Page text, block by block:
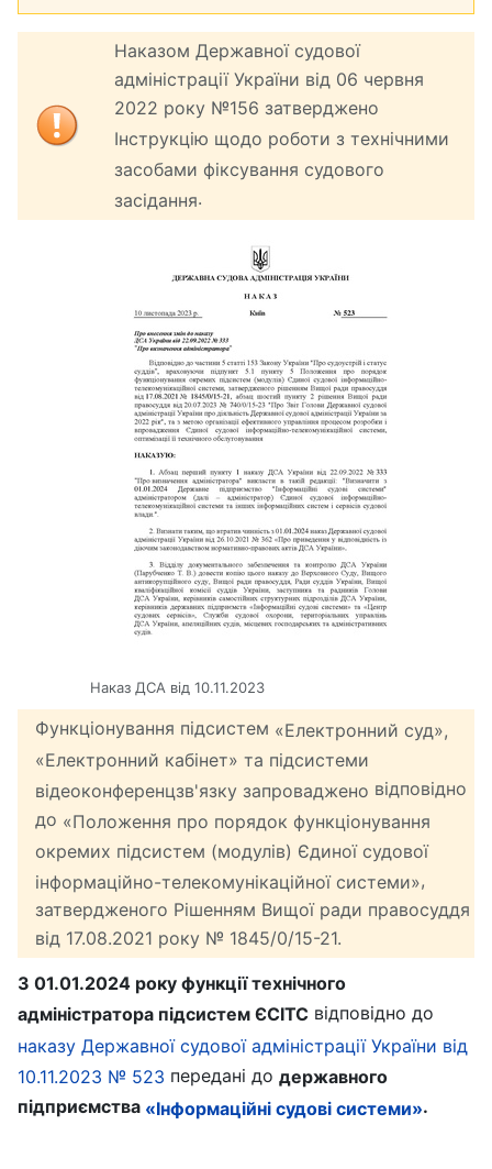
Наказом Державної судової
адміністрації України від 06 червня
2022 року №156 затверджено
Інструкцію щодо роботи з технічними
засобами фіксування судового
засідання.
Наказ ДСА від 10.11.2023
Функціонування підсистем «Електронний суд»,
«Електронний кабінет» та підсистеми
відеоконференцзв'язку запроваджено відповідно
до «Положення про порядок функціонування
окремих підсистем (модулів) Єдиної судової
інформаційно-телекомунікаційної системи»,
затвердженого Рішенням Вищої ради правосуддя
від 17.08.2021 року № 1845/0/15-21.
З 01.01.2024 року функції технічного
адміністратора підсистем ЄСІТС відповідно до
наказу Державної судової адміністрації України від
10.11.2023 № 523 передані до державного
підприємства «Інформаційні судові системи».